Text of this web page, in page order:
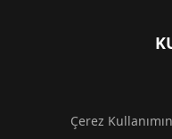
Çerez